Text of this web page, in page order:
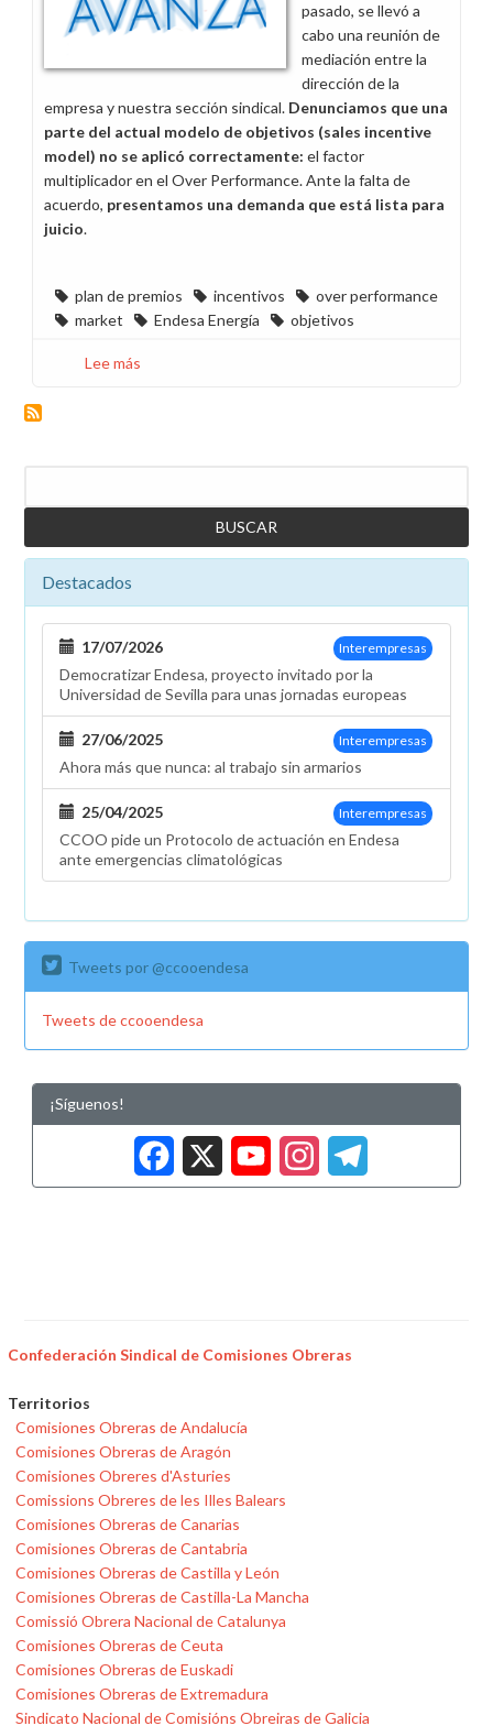
pasado, se llevó a
cabo una reunión de
mediación entre la
dirección de la
empresa y nuestra sección sindical. Denunciamos que una
parte del actual modelo de objetivos (sales incentive
model) no se aplicó correctamente: el factor
multiplicador en el Over Performance. Ante la falta de
acuerdo, presentamos una demanda que está lista para
juicio.
plan de premios incentivos
over performance
market
Endesa Energía objetivos
Lee más
sistema
objetivos
Destacados
Interempresas
17/07/2026
Democratizar Endesa, proyecto invitado por la
Universidad de Sevilla para unas jornadas europeas
Interempresas
27/06/2025
Ahora más que nunca: al trabajo sin armarios
Interempresas
25/04/2025
CCOO pide un Protocolo de actuación en Endesa
ante emergencias climatológicas
Tweets por @ccooendesa
Tweets de ccooendesa
¡Síguenos!
Facebook
X
Confederación Sindical de Comisiones Obreras
Territorios
Comisiones Obreras de Andalucía
Comisiones Obreras de Aragón
Comisiones Obreres d'Asturies
Comissions Obreres de les Illes Balears
Comisiones Obreras de Canarias
Comisiones Obreras de Cantabria
Comisiones Obreras de Castilla y León
Comisiones Obreras de Castilla-La Mancha
Comissió Obrera Nacional de Catalunya
Comisiones Obreras de Ceuta
Comisiones Obreras de Euskadi
Comisiones Obreras de Extremadura
Sindicato Nacional de Comisións Obreiras de Galicia